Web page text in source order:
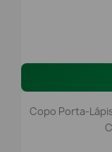
Copo Porta-